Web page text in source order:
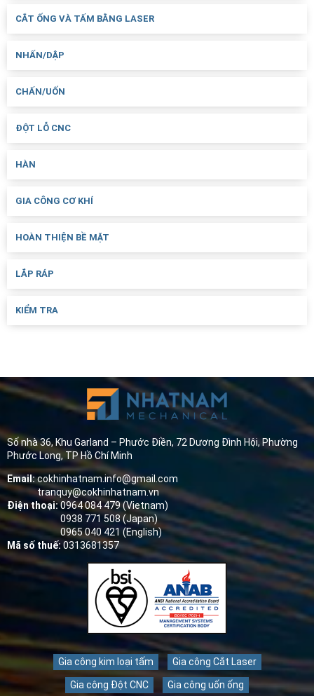
CẮT ỐNG VÀ TẤM BẰNG LASER
NHẤN/DẬP
CHẤN/UỐN
ĐỘT LỖ CNC
HÀN
GIA CÔNG CƠ KHÍ
HOÀN THIỆN BỀ MẶT
LẮP RÁP
KIỂM TRA
Số nhà 36, Khu Garland – Phước Điền, 72 Dương Đình Hội, Phường
Phước Long, TP Hồ Chí Minh
Email:cokhinhatnam.info@gmail.com
tranquy@cokhinhatnam.vn
Điện thoại:0964 084 479 (Vietnam)
0938 771 508 (Japan)
0965 040 421 (English)
Mã số thuế: 0313681357
Gia công kim loại tấm Gia công Cắt Laser
Gia công Đột CNC Gia công uốn ống